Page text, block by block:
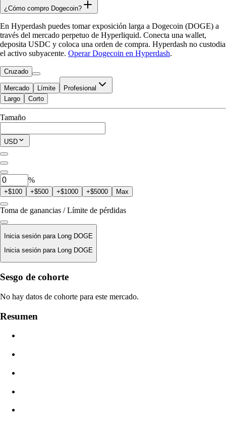
¿Cómo compro Dogecoin?
En Hyperdash puedes tomar exposición larga a Dogecoin (DOGE) a
través del mercado perpetuo de Hyperliquid. Conecta una wallet,
deposita USDC y coloca una orden de compra. Hyperdash no custodia
el activo subyacente. Operar Dogecoin en Hyperdash.
Cruzado
Mercado Límite Profesional
Disponible para Trade
$0.00
Posición Actual
0 DOGE
Largo Corto
Tamaño
USD
%
+$100 +$500 +$1000 +$5000 Max
Toma de ganancias / Límite de pérdidas
Inicia sesión para Long DOGE
Inicia sesión para Long DOGE
Precio De Liquidación
N/D
0.0450% / 0.0150%
Sesgo de cohorte
No hay datos de cohorte para este mercado.
Resumen